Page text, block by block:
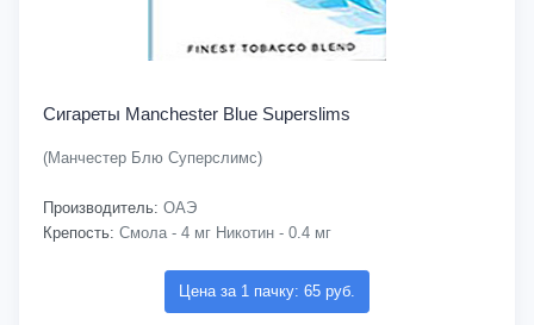
Сигареты Manchester Blue Superslims
(Манчестер Блю Суперслимс)
Производитель: ОАЭ
Крепость: Смола - 4 мг Никотин - 0.4 мг
Цена за 1 пачку: 65 руб.